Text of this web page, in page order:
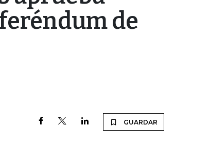
de
GUARDAR